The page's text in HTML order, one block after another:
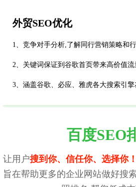
外贸SEO优化
1、竞争对手分析,了解同行营销策略和
2、关键词保证到谷歌首页带来高价值流
3、涵盖谷歌、必应、雅虎各大搜索引擎
百度SEO
让用户搜到你、信任你、选择你！
旨在帮助更多的企业网站做好搜